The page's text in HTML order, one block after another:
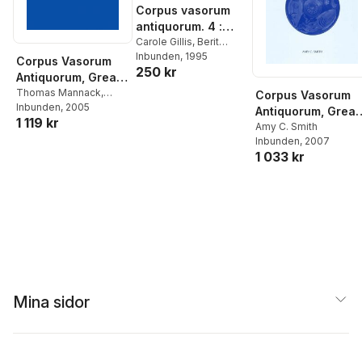
Corpus Vasorum
Antiquorum, Great
Britain, Harrow
School
Thomas Mannack,
Jasper Gaunt
Inbunden, 2005
1 119 kr
Corpus vasorum
antiquorum. 4 :
Medelhavsmuseet
and
Nationalmuseum,
Carole Gillis, Berit
Wells,Gullög Nordquist
Marianne Frisell
Inbunden, 1995
250 kr
Corpus Vasorum
Antiquorum, Great
Britiain Fascicule
23, Reading
Museum Service
Amy C. Smith
Inbunden, 2007
1 033 kr
Mina sidor